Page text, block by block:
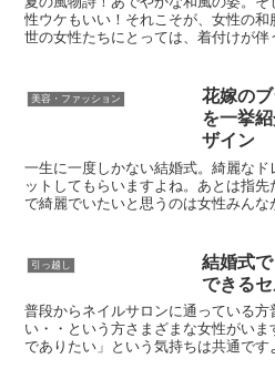
性ウケもいい！それこそが、女性の和
世の女性たちにとっては、着付けが
美容・ファッション
花嫁の
を一挙
ザイン
一生に一度しかない結婚式。綺麗な
ットしてもらいますよね。あとは指
で綺麗でいたいと思うのは女性みんな
引っ越し
結婚式
できる
普段からネイルサロンに通っている
い・・という方さまざまな女性がい
でありたい」という気持ちは共通で